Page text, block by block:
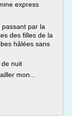
express
par la
des filles de la
hâlées sans
nuit
mon...